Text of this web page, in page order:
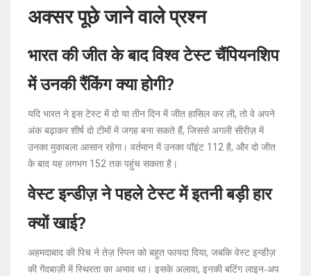
अक्सर पूछे जाने वाले प्रश्न
भारत की जीत के बाद विश्व टेस्ट चैंपियनशिप
में उनकी रैंकिंग क्या होगी?
यदि भारत ने इस टेस्ट में दो या तीन दिन में जीत हासिल कर ली, तो वे अपने
अंक बढ़ाकर शीर्ष दो टीमों में जगह बना सकते हैं, जिससे अगली सीरीज़ में
उनका मुकाबला आसान रहेगा। वर्तमान में उनका पॉइंट 112 है, और दो जीत
के बाद यह लगभग 152 तक पहुंच सकता है।
वेस्ट इन्डीज़ ने पहले टेस्ट में इतनी बड़ी हार
क्यों खाई?
अहमदाबाद की पिच ने तेज़ स्पिन को बहुत फायदा दिया, जबकि वेस्ट इन्डीज़
की गेंदबाज़ी में स्थिरता का अभाव था। इसके अलावा, इनकी बटिंग लाइन‑अप